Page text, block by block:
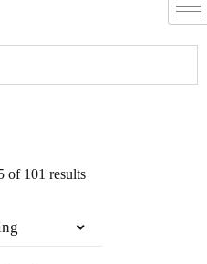
of 101 results